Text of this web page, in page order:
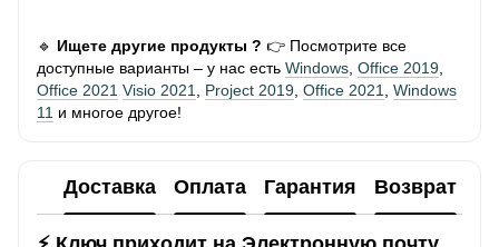
🔹 Ищете другие продукты ? 👉 Посмотрите все
доступные варианты – у нас есть Windows Office 2019
Office 2021 Visio 2021 Project 2019 Office 2021
Windows
11 и многое другое!
Доставка Оплата Гарантия Возврат